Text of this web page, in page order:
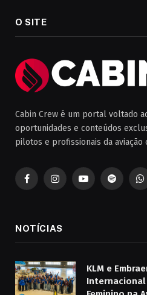
O SITE
Cabin Crew é um portal voltado
oportunidades e conteúdos
pilotos e profissionais da aviação
FacebookInstagramYouTubeSpotify
NOTÍCIAS
KLM e
Internacional